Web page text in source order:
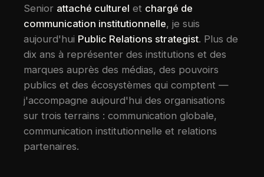
Senior attaché culturel et chargé de
communication institutionnelle, je suis
aujourd'hui Public Relations strategist. Plus de
dix ans à représenter des institutions et des
marques auprès des médias, des pouvoirs
publics et des écosystèmes qui comptent —
j'accompagne aujourd'hui des organisations
sur trois terrains : communication globale,
communication institutionnelle et relations
partenaires.